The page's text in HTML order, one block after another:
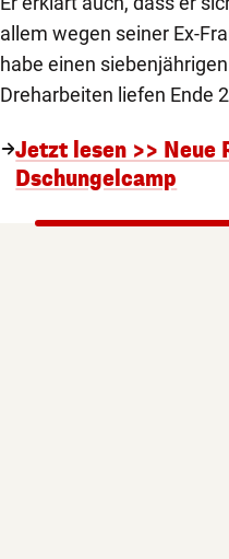
allem wegen seiner Ex-
habe einen
Dreharbeiten liefen Ende
Jetzt lesen >> Neue
Dschungelcamp